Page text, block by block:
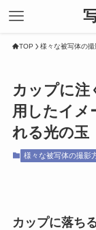
TOP 様々な被写体の撮
カップに注
用したイメ
れる光の玉
様々な被写体の撮影
カップに落ち